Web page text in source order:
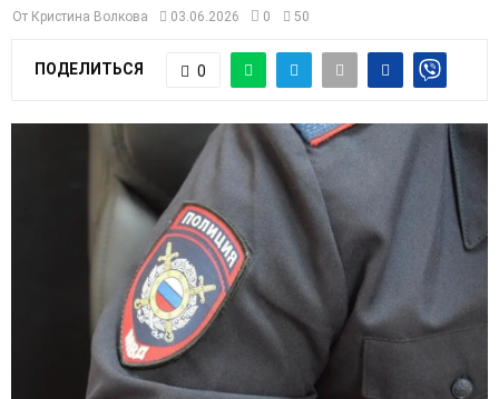
R
Y
От Кристина Волкова 03.06.2026 0 50
ПОДЕЛИТЬСЯ 0